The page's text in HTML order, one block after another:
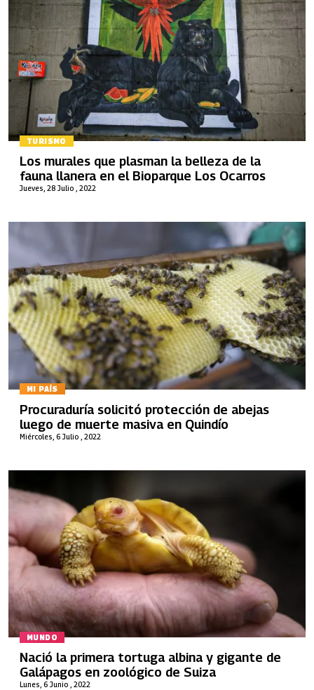
TURISMO
Jueves, 28 Julio , 2022
Los murales que plasman la belleza de la
fauna llanera en el Bioparque Los Ocarros
MI PAÍS
Miércoles, 6 Julio , 2022
Procuraduría solicitó protección de abejas
luego de muerte masiva en Quindío
MUNDO
Lunes, 6 Junio , 2022
Nació la primera tortuga albina y gigante de
Galápagos en zoológico de Suiza